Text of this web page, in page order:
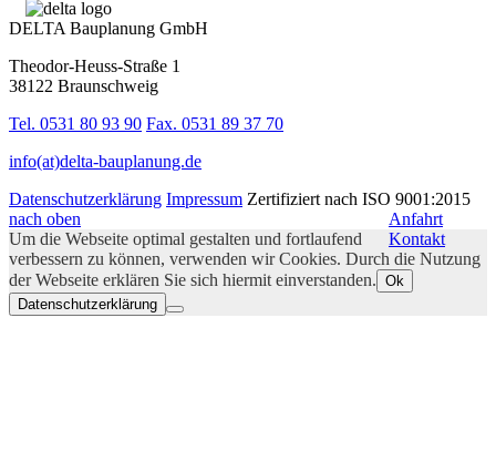
DELTA Bauplanung GmbH
Theodor-Heuss-Straße 1
38122 Braunschweig
Tel. 0531 80 93 90 Fax. 0531 89 37 70
info(at)delta-bauplanung.de
Datenschutzerklärung Impressum Zertifiziert nach ISO 9001:2015
Anfahrt
Kontakt
nach oben
Um die Webseite optimal gestalten und fortlaufend
verbessern zu können, verwenden wir Cookies. Durch die Nutzung
der Webseite erklären Sie sich hiermit einverstanden. Ok
Datenschutzerklärung